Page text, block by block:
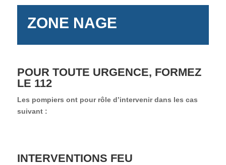
ZONE NAGE
POUR TOUTE URGENCE, FORMEZ
LE 112
Les pompiers ont pour rôle d’intervenir dans les cas
suivant :
INTERVENTIONS FEU